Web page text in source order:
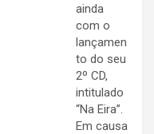
ainda
com o
lançamen
to do seu
2º CD,
intitulado
“Na Eira”.
Em causa